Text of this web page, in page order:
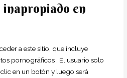
en
a este sitio, que incluye
pornográficos . El usuario solo
en un botón y luego será